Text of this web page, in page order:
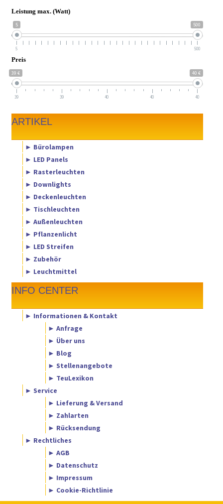
Leistung max. (Watt)
5 500
5 500
Preis
39 € 40 €
39 39 40 40 40
ARTIKEL
► Bürolampen
► LED Panels
► Rasterleuchten
► Downlights
► Deckenleuchten
► Tischleuchten
► Außenleuchten
► Pflanzenlicht
► LED Streifen
► Zubehör
► Leuchtmittel
INFO CENTER
► Informationen & Kontakt
► Anfrage
► Über uns
► Blog
► Stellenangebote
► TeuLexikon
► Service
► Lieferung & Versand
► Zahlarten
► Rücksendung
► Rechtliches
► AGB
► Datenschutz
► Impressum
► Cookie-Richtlinie